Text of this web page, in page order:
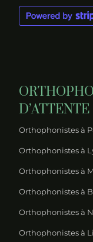
D’ATTENTE
Orthophonistes à
Orthophonistes à
Orthophonistes à
Orthophonistes à
Orthophonistes à
Orthophonistes à